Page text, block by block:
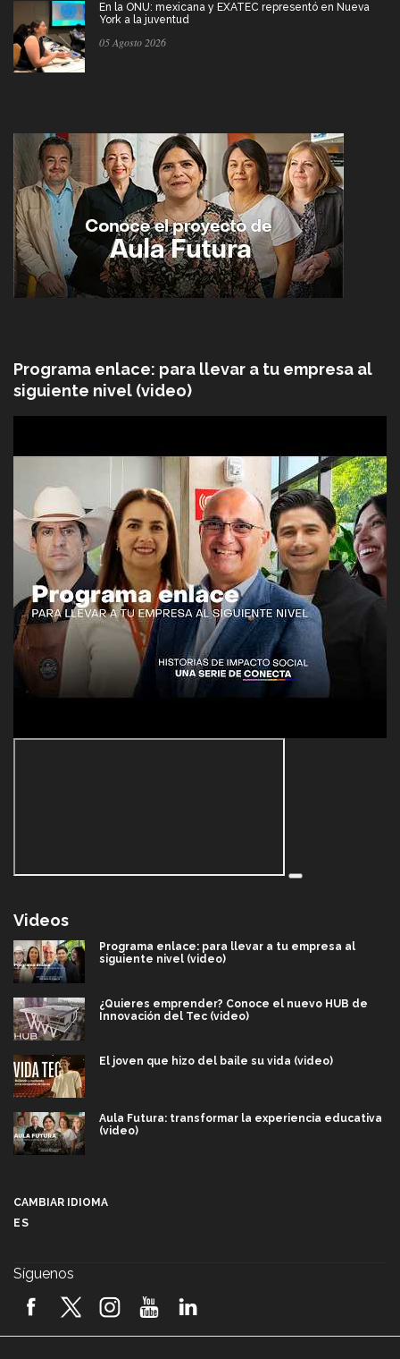
En la ONU: mexicana y EXATEC representó en Nueva
York a la juventud
05 Agosto 2026
Programa enlace: para llevar a tu empresa al
siguiente nivel (video)
Videos
Programa enlace: para llevar a tu empresa al
siguiente nivel (video)
¿Quieres emprender? Conoce el nuevo HUB de
Innovación del Tec (video)
El joven que hizo del baile su vida (video)
Aula Futura: transformar la experiencia educativa
(video)
2026! (video)
CAMBIAR IDIOMA
ES
Síguenos